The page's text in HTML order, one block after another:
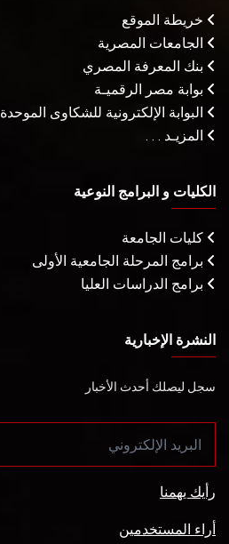
خريطة الموقع
الجامعات المصرية
بنك المعرفة المصري
بوابة مصر الرقميـة
البوابة الإلكترونية للشكاوى الموحدة
المزيـد . . .
الكليات و البرامج النوعية
كليات الجامعة
برامج المرحلة الجامعية الأولى
برامج الدراسات العليا
النشرة الإخبارية
سجل ليصلك أحدث الأخبار
رأيك يهمنا
أراء المستخدمين